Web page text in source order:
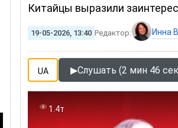
Китайцы выразили
19-05-2026, 13:40 Редактор: Инна
UA ▶Слушать (2 мин 46
1.4т